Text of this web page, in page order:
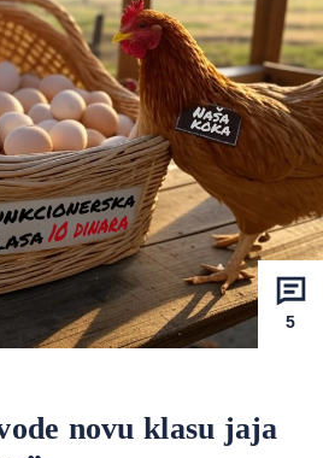
5
novu klasu jaja